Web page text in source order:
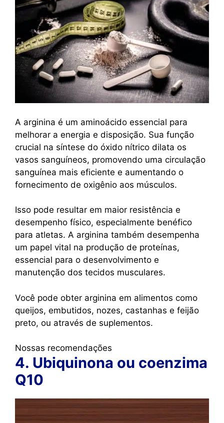
A arginina é um aminoácido essencial para
melhorar a energia e disposição. Sua função
crucial na síntese do óxido nítrico dilata os
vasos sanguíneos, promovendo uma circulação
sanguínea mais eficiente e aumentando o
fornecimento de oxigênio aos músculos.
Isso pode resultar em maior resistência e
desempenho físico, especialmente benéfico
para atletas. A arginina também desempenha
um papel vital na produção de proteínas,
essencial para o desenvolvimento e
manutenção dos tecidos musculares.
Você pode obter arginina em alimentos como
queijos, embutidos, nozes, castanhas e feijão
preto, ou através de suplementos.
Nossas recomendações
4. Ubiquinona ou coenzima
Q10